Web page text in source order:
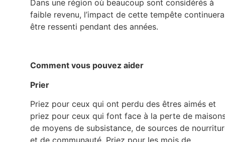
Dans une région où beaucoup sont considérés à
faible revenu, l’impact de cette tempête
être ressenti pendant des années.
Comment vous pouvez aider
Prier
Priez pour ceux qui ont perdu des êtres aimés et
priez pour ceux qui font face à la perte de
de moyens de subsistance, de sources de
et de communauté. Priez pour les mois de